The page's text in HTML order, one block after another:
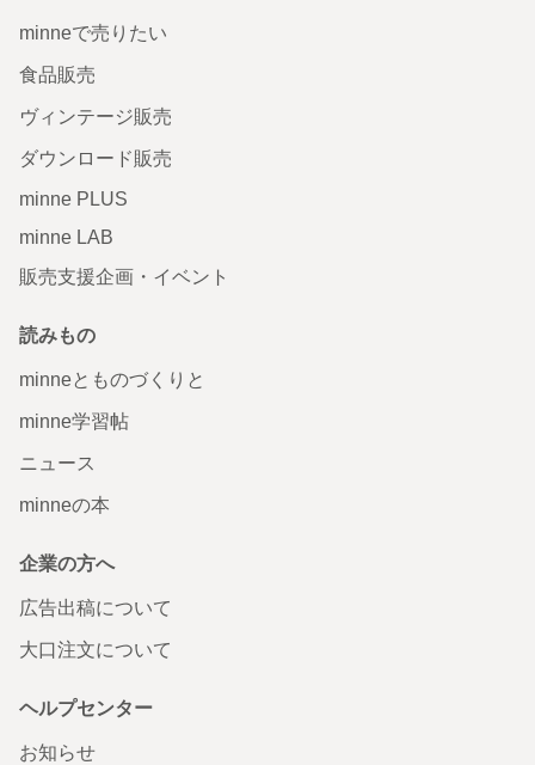
minneで売りたい
食品販売
ヴィンテージ販売
ダウンロード販売
minne PLUS
minne LAB
販売支援企画・イベント
読みもの
minneとものづくりと
minne学習帖
ニュース
minneの本
企業の方へ
広告出稿について
大口注文について
ヘルプセンター
お知らせ